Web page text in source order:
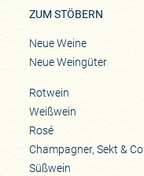
ZUM STÖBERN
Neue Weine
Neue Weingüter
Rotwein
Weißwein
Rosé
Champagner, Sekt & Co.
Süßwein